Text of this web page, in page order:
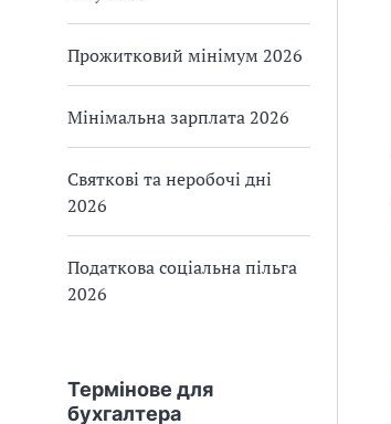
Прожитковий мінімум 2026
Мінімальна зарплата 2026
Святкові та неробочі дні
2026
Податкова соціальна пільга
2026
Термінове для
бухгалтера